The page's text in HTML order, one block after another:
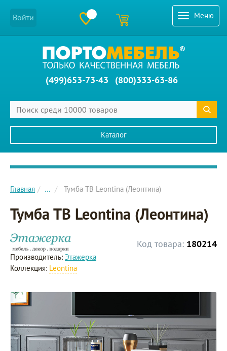
Меню
Войти
(499)653-73-43 (800)333-63-86
Каталог
Главное меню сайта
Главная ... Тумба ТВ Leontina (Леонтина)
Тумба ТВ Leontina (Леонтина)
Код товара: 180214
Производитель: Этажерка
Коллекция: Leontina